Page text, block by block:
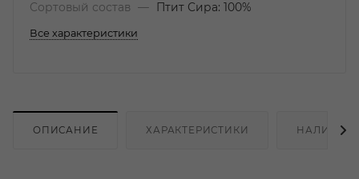
Сортовый состав
— Птит Сира: 100%
Все характеристики
ОПИСАНИЕ ХАРАКТЕРИСТИКИ НАЛИЧИЕ